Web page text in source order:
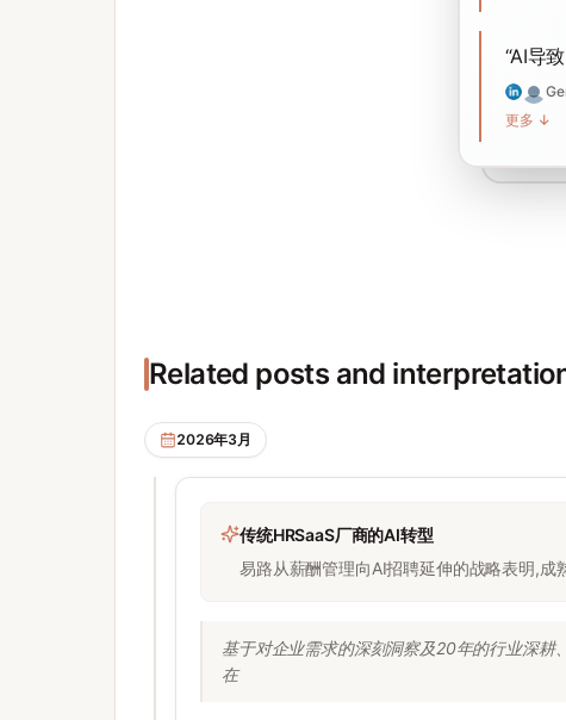
“AI导
更多 ↓
瓶
更多
Related posts and
2026年3月
传统HRSaaS厂商的AI转型
易路从薪酬管理向AI招聘延伸的战略表明,
基于对企业需求的深刻洞察及20年的行业深
在